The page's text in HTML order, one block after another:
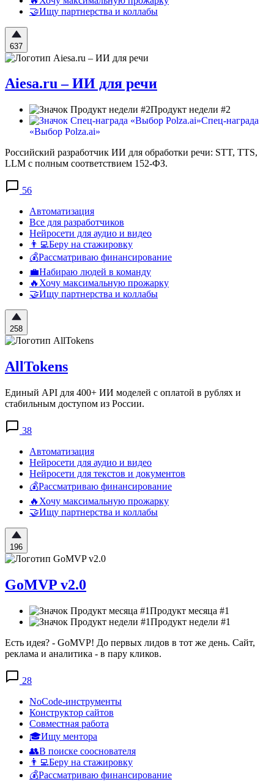
🤝Ищу партнерства и коллабы
637
Aiesa.ru – ИИ для речи
Продукт недели #2
Спец-награда
«Выбор Polza.ai»
Российский разработчик ИИ для обработки речи: STT, TTS,
LLM с полным соответствием 152-ФЗ.
56
Автоматизация
Все для разработчиков
Нейросети для аудио и видео
👨‍💻Беру на стажировку
💰Рассматриваю финансирование
💼Набираю людей в команду
🔥Хочу максимальную прожарку
🤝Ищу партнерства и коллабы
258
AllTokens
Единый API для 400+ ИИ моделей с оплатой в рублях и
стабильным доступом из России.
38
Автоматизация
Нейросети для аудио и видео
Нейросети для текстов и документов
💰Рассматриваю финансирование
🔥Хочу максимальную прожарку
🤝Ищу партнерства и коллабы
196
GoMVP v2.0
Продукт месяца #1
Продукт недели #1
Есть идея? - GoMVP! До первых лидов в тот же день. Сайт,
реклама и аналитика - в пару кликов.
28
NoCode-инструменты
Конструктор сайтов
Совместная работа
🎓Ищу ментора
👥В поиске сооснователя
👨‍💻Беру на стажировку
💰Рассматриваю финансирование